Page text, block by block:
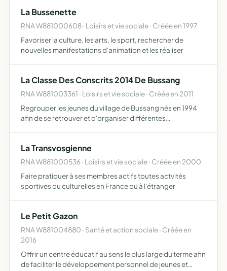
alen…
La Bussenette
RNA W881000608 · Loisirs et vie sociale · Créée en 1997
Favoriser la culture, les arts, le sport, rechercher de
nouvelles manifestations d'animation et les réaliser
La Classe Des Conscrits 2014 De Bussang
RNA W881003361 · Loisirs et vie sociale · Créée en 2011
Regrouper les jeunes du village de Bussang nés en 1994
afin de se retrouver et d'organiser différentes
La Transvosgienne
RNA W881000536 · Loisirs et vie sociale · Créée en 2000
Faire pratiquer à ses membres actifs toutes actvités
sportives ou culturelles en France ou à l'étranger
Le Petit Gazon
RNA W881004880 · Santé et action sociale · Créée en
2016
Offrir un centre éducatif au sens le plus large du terme afin
de faciliter le développement personnel de jeunes et